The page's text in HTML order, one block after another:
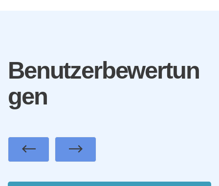
Benutzerbewertun
gen
PreviousNext